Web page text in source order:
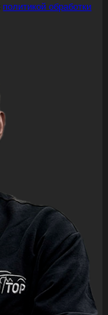
политикой обработки